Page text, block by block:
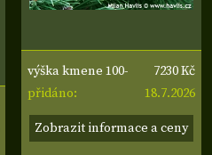
výška kmene 100-
110 cm, šířka
koruny 60-70 cm
7230 Kč
přidáno:
18.7.2026
Zobrazit informace a ceny